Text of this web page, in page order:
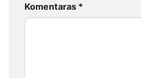
Komentaras *